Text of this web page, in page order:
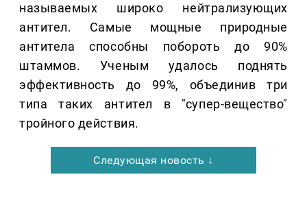
называемых широко нейтрализующих
антител. Самые мощные природные
антитела способны побороть до 90%
штаммов. Ученым удалось поднять
эффективность до 99%, объединив три
типа таких антител в "супер-вещество"
тройного действия.
Следующая новость ↓